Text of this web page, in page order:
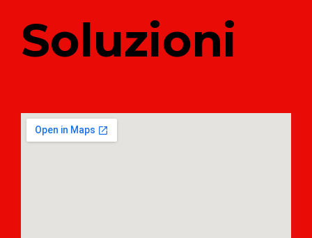
Soluzioni